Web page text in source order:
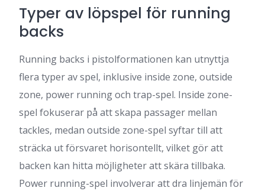
Typer av löpspel för running
backs
Running backs i pistolformationen kan utnyttja
flera typer av spel, inklusive inside zone, outside
zone, power running och trap-spel. Inside zone-
spel fokuserar på att skapa passager mellan
tackles, medan outside zone-spel syftar till att
sträcka ut försvaret horisontellt, vilket gör att
backen kan hitta möjligheter att skära tillbaka.
Power running-spel involverar att dra linjemän för